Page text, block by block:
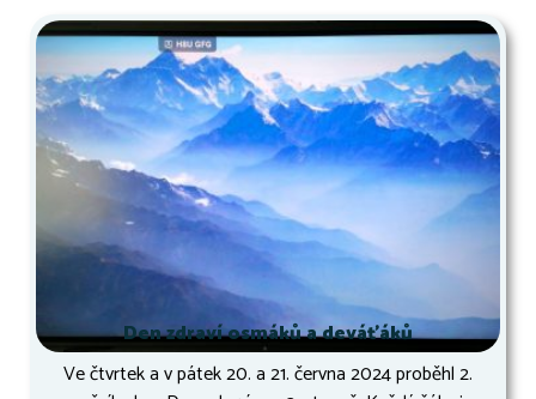
Den zdraví osmáků a deváťáků
Ve čtvrtek a v pátek 20. a 21. června 2024 proběhl 2.